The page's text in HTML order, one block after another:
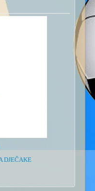
DJEČAKE